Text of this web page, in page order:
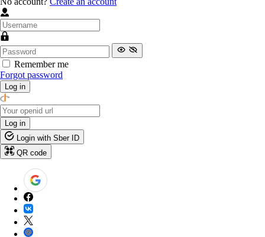
Remember me
Forgot password
Log in
Log in
Login with Sber ID
QR code